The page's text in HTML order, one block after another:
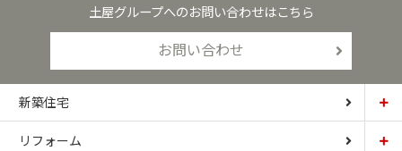
土屋グループへのお問い合わせはこちら
お問い合わせ
新築住宅
土屋ホーム
リフォーム